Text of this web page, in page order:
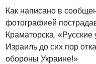
Как написано в
фотографией
Краматорска,
Израиль до сих пор
обороны Украине!»